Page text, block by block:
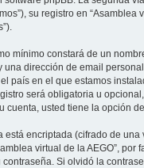
su registro en
mínimo constará de un
una dirección de email
país en el que estamos
será obligatoria u
cuenta, usted tiene la opción
está encriptada (cifrado de
virtual de la AEGO”,
Si olvidó la